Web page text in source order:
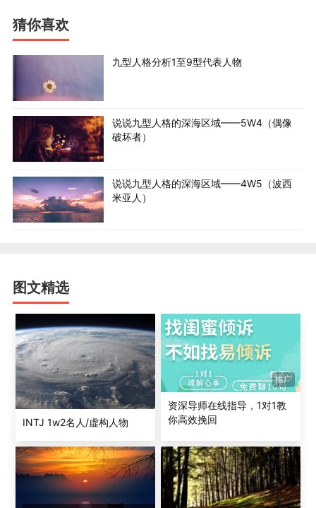
＊难以承担责任。担心工作无法做好。
源之前，会和周围划清界限，远离错误。
＊害怕自己犯错误。会去争夺权力，争论谁是正确的。
＊避免危险。危险导致错误。如果有疑虑，就静观事态发
展，不会冒险。
高的人。
猜你喜欢
九型人格分析1至9型代表人物
说说九型人格的深海区域——5W4（偶像
破坏者）
说说九型人格的深海区域——4W5（波西
米亚人）
图文精选
INTJ 1w2名人/虚构人物
推广
资深导师在线指导，1对1教
你高效挽回